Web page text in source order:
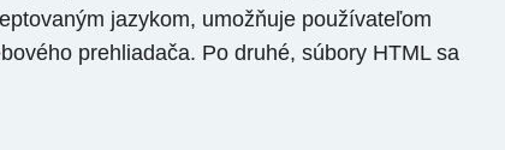
jazykom, umožňuje používateľom
prehliadača. Po druhé, súbory HTML sa